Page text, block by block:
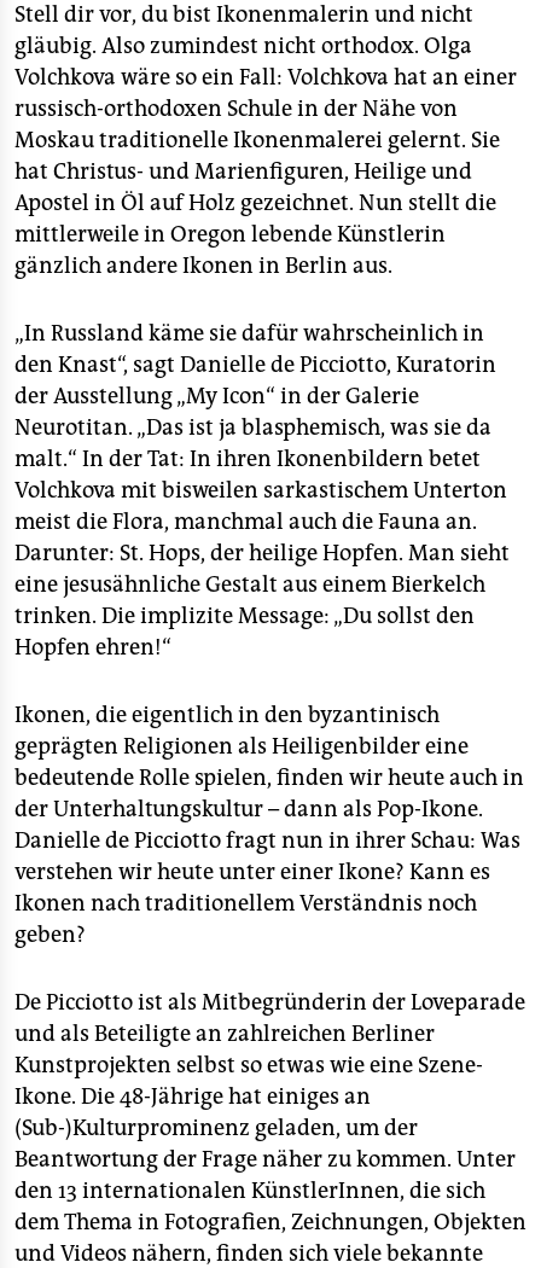
verlag
verlag
veranstaltungen
shop
fragen & hilfe
unterstützen
genossenschaft
epaper login
Stell dir vor, du bist Ikonenmalerin und nicht
gläubig. Also zumindest nicht orthodox. Olga
Volchkova wäre so ein Fall: Volchkova hat an einer
russisch-orthodoxen Schule in der Nähe von
Moskau traditionelle Ikonenmalerei gelernt. Sie
hat Christus- und Marienfiguren, Heilige und
Apostel in Öl auf Holz gezeichnet. Nun stellt die
mittlerweile in Oregon lebende Künstlerin
gänzlich andere Ikonen in Berlin aus.
„In Russland käme sie dafür wahrscheinlich in
den Knast“, sagt Danielle de Picciotto, Kuratorin
der Ausstellung „My Icon“ in der Galerie
Neurotitan. „Das ist ja blasphemisch, was sie da
malt.“ In der Tat: In ihren Ikonenbildern betet
Volchkova mit bisweilen sarkastischem Unterton
meist die Flora, manchmal auch die Fauna an.
Darunter: St. Hops, der heilige Hopfen. Man sieht
eine jesusähnliche Gestalt aus einem Bierkelch
trinken. Die implizite Message: „Du sollst den
Hopfen ehren!“
Ikonen, die eigentlich in den byzantinisch
geprägten Religionen als Heiligenbilder eine
bedeutende Rolle spielen, finden wir heute auch in
der Unterhaltungskultur – dann als Pop-Ikone.
Danielle de Picciotto fragt nun in ihrer Schau: Was
verstehen wir heute unter einer Ikone? Kann es
Ikonen nach traditionellem Verständnis noch
geben?
De Picciotto ist als Mitbegründerin der Loveparade
und als Beteiligte an zahlreichen Berliner
Kunstprojekten selbst so etwas wie eine Szene-
Ikone. Die 48-Jährige hat einiges an
(Sub-)Kulturprominenz geladen, um der
Beantwortung der Frage näher zu kommen. Unter
den 13 internationalen KünstlerInnen, die sich
dem Thema in Fotografien, Zeichnungen, Objekten
und Videos nähern, finden sich viele bekannte